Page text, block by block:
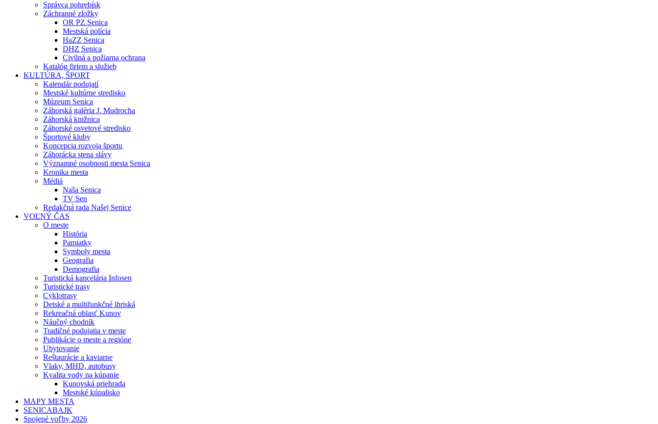
Správca pohrebísk
Záchranné zložky
OR PZ Senica
Mestská polícia
HaZZ Senica
DHZ Senica
Civilná a požiarna ochrana
Katalóg firiem a služieb
KULTÚRA, ŠPORT
Kalendár podujatí
Mestské kultúrne stredisko
Múzeum Senica
Záhorská galéria J. Mudrocha
Záhorská knižnica
Záhorské osvetové stredisko
Športové kluby
Koncepcia rozvoja športu
Záhorácka stena slávy
Významné osobnosti mesta Senica
Kronika mesta
Médiá
Naša Senica
TV Sen
Redakčná rada Našej Senice
VOĽNÝ ČAS
O meste
História
Pamiatky
Symboly mesta
Geografia
Demografia
Turistická kancelária Infosen
Turistické trasy
Cyklotrasy
Detské a multifunkčné ihriská
Rekreačná oblasť Kunov
Náučný chodník
Tradičné podujatia v meste
Publikácie o meste a regióne
Ubytovanie
Reštaurácie a kaviarne
Vlaky, MHD, autobusy
Kvalita vody na kúpanie
Kunovská priehrada
Mestské kúpalisko
MAPY MESTA
SENICABAJK
Spojené voľby 2026